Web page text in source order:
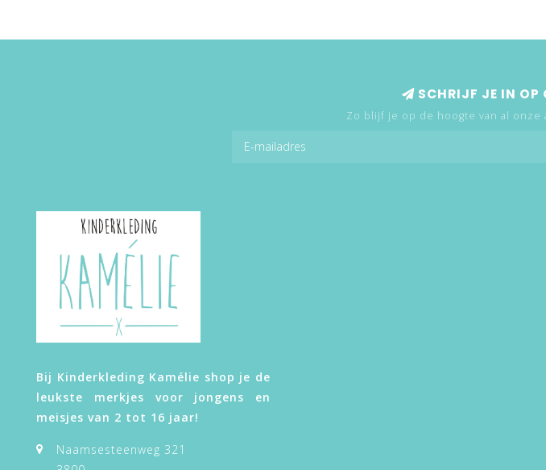
SCHRIJF JE IN OP
Zo blijf je op de hoogte van al onze
Bij Kinderkleding Kamélie shop je de
leukste merkjes voor jongens en
meisjes van 2 tot 16 jaar!
Naamsesteenweg 321